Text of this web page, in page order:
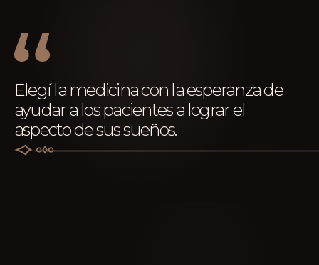
Elegí la medicina con la esperanza de
ayudar a los pacientes a lograr el
aspecto de sus sueños.